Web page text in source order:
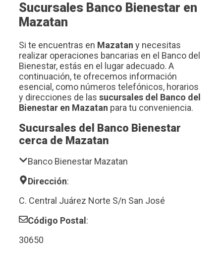
Sucursales Banco Bienestar en
Mazatan
Si te encuentras en Mazatan y necesitas
realizar operaciones bancarias en el Banco del
Bienestar, estás en el lugar adecuado. A
continuación, te ofrecemos información
esencial, como números telefónicos, horarios
y direcciones de las sucursales del Banco del
Bienestar en Mazatan para tu conveniencia.
Sucursales del Banco Bienestar
cerca de Mazatan
Banco Bienestar Mazatan
Dirección:
C. Central Juárez Norte S/n San José
Código Postal :
30650